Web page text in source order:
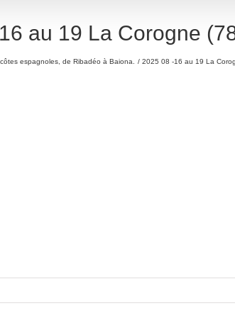
au 19 La Corogne
espagnoles, de Ribadéo à Baiona. 2025 08 -16 au 19 La